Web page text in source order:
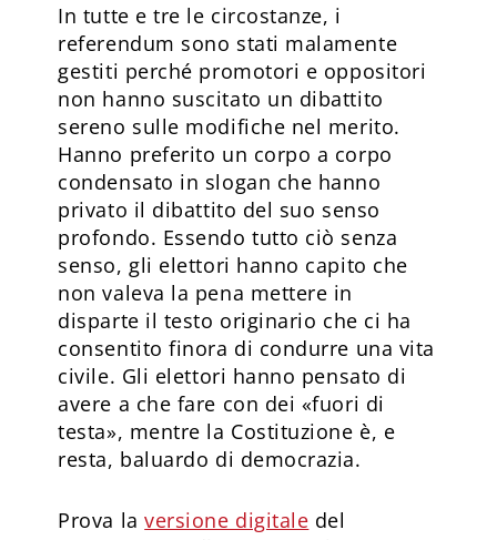
In tutte e tre le circostanze, i
referendum sono stati mala­mente
gestiti perché promotori e oppositori
non hanno suscitato un dibattito
sereno sulle modifiche nel merito.
Hanno preferito un corpo a corpo
condensato in slogan che hanno
privato il dibattito del suo senso
profondo. Essendo tutto ciò senza
senso, gli elettori hanno capito che
non valeva la pena mettere in
disparte il testo originario che ci ha
consentito finora di condurre una vita
civile. Gli elettori hanno pensato di
avere a che fare con dei «fuori di
testa», mentre la Costituzione è, e
resta, baluardo di democrazia.
Prova laversione digitale del